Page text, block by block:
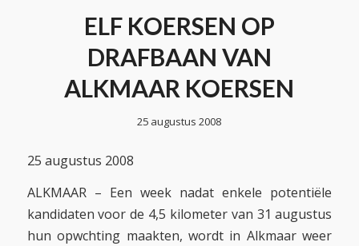
ELF KOERSEN OP
DRAFBAAN VAN
ALKMAAR KOERSEN
25 augustus 2008
25 augustus 2008
ALKMAAR – Een week nadat enkele potentiële
kandidaten voor de 4,5 kilometer van 31 augustus
hun opwchting maakten, wordt in Alkmaar weer